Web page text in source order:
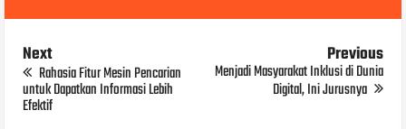
Next
Rahasia Fitur Mesin Pencarian
untuk Dapatkan Informasi Lebih
Efektif
Previous
Menjadi Masyarakat Inklusi di Dunia
Digital, Ini Jurusnya